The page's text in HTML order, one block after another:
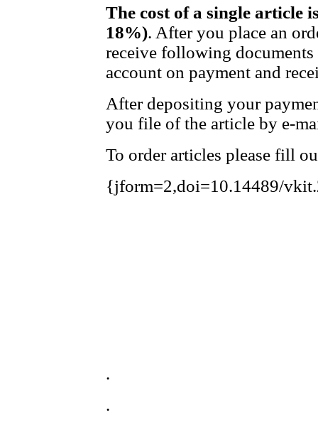
The cost of a single article
18%). After you place an
receive following
account on payment and
After depositing your
you file of the article by e-
To order articles please fill
{jform=2,doi=10.14489/
.
.